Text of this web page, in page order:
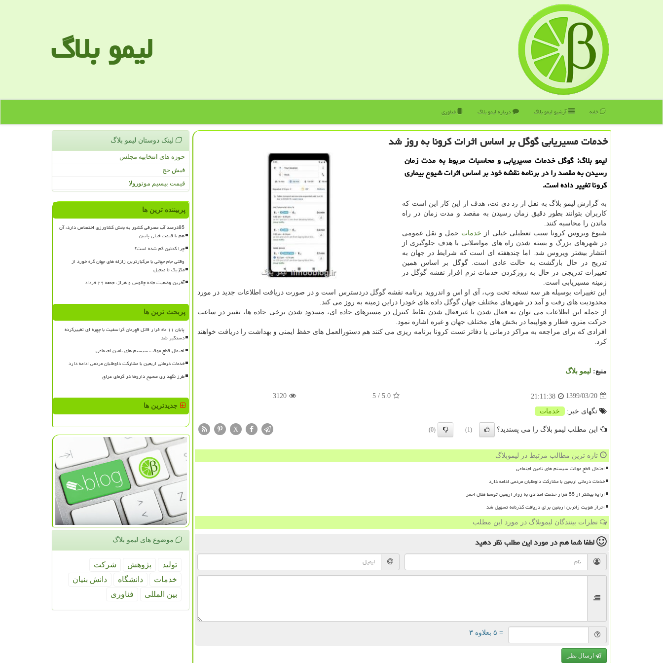
لیمو بلاگ
خانه آرشیو لیمو بلاگ درباره لیمو بلاگ فناوری
خدمات مسیریابی گوگل بر اساس اثرات كرونا به روز شد
لیمو بلاگ: گوگل خدمات مسیریابی و محاسبات مربوط به مدت زمان
رسیدن به مقصد را در برنامه نقشه خود بر اساس اثرات شیوع بیماری
كرونا تغییر داده است.
به گزارش لیمو بلاگ به نقل از زد دی نت، هدف از این کار این است که
کاربران بتوانند بطور دقیق زمان رسیدن به مقصد و مدت زمان در راه
ماندن را محاسبه کنند.
شیوع ویروس کرونا سبب تعطیلی خیلی از خدمات حمل و نقل عمومی
در شهرهای بزرگ و بسته شدن راه های مواصلاتی با هدف جلوگیری از
انتشار بیشتر ویروس شد. اما چندهفته ای است که شرایط در جهان به
تدریج در حال بازگشت به حالت عادی است. گوگل بر اساس همین
تغییرات تدریجی در حال به روزکردن خدمات نرم افزار نقشه گوگل در
زمینه مسیریابی است.
این تغییرات بوسیله هر سه نسخه تحت وب، آی او اس و اندروید برنامه نقشه گوگل دردسترس است و در صورت دریافت اطلاعات جدید در مورد
محدودیت های رفت و آمد در شهرهای مختلف جهان گوگل داده های خودرا دراین زمینه به روز می کند.
از جمله این اطلاعات می توان به فعال شدن یا غیرفعال شدن نقاط کنترل در مسیرهای جاده ای، مسدود شدن برخی جاده ها، تغییر در ساعت
حرکت مترو، قطار و هواپیما در بخش های مختلف جهان و غیره اشاره نمود.
افرادی که برای مراجعه به مراکز درمانی یا دفاتر تست کرونا برنامه ریزی می کنند هم دستورالعمل های حفظ ایمنی و بهداشت را دریافت خواهند
کرد.
منبع: لیمو بلاگ
1399/03/20
21:11:38
5.0
/ 5
3120
تگهای خبر: خدمات
این مطلب لیمو بلاگ را می پسندید؟ (1)
(0)
X
تازه ترین مطالب مرتبط در لیموبلاگ
احتمال قطع موقت سیستم های تامین اجتماعی
خدمات درمانی اربعین با مشارکت داوطلبان مردمی ادامه دارد
ارایه بیشتر از 55 هزار خدمت امدادی به زوار اربعین توسط هلال احمر
احراز هویت زائرین اربعین برای دریافت گذرنامه تسهیل شد
نظرات بینندگان لیموبلاگ در مورد این مطلب
لطفا شما همدر مورد این مطلبنظر دهید
= ۵ بعلاوه ۳
ارسال نظر
لینک دوستان لیمو بلاگ
حوزه های انتخابیه مجلس
فیش حج
قیمت بیسیم موتورولا
پربیننده ترین ها
85درصد آب مصرفی کشور به بخش کشاورزی اختصاص دارد، آن
هم با قیمت خیلی پایین
چرا کدئین کم شده است؟
وقتی جام جهانی با مرگبارترین زلزله های جهان گره خورد از
مکزیک تا منجیل
آخرین وضعیت جاده چالوس و هراز، جمعه ۲۹ خرداد
پربحث ترین ها
پایان ۱۱ ماه فرار قاتل قهرمان کراسفیت با چهره ای تغییرکرده
دستگیر شد
احتمال قطع موقت سیستم های تامین اجتماعی
خدمات درمانی اربعین با مشارکت داوطلبان مردمی ادامه دارد
طرز نگهداری صحیح داروها در گرمای عراق
جدیدترین ها
موضوع های لیمو بلاگ
تولید پژوهش
شركت
خدمات
دانشگاه
دانش بنیان
بین المللی
فناوری